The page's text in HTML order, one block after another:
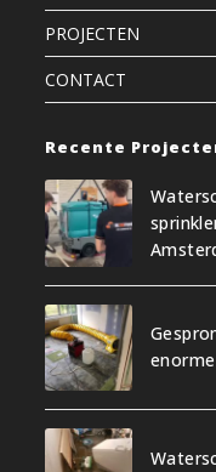
PROJECTEN
CONTACT
Recente